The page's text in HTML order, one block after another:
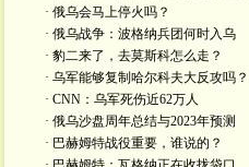
· 俄乌会马上停火吗？
· 俄乌战争：波格纳兵团何时入乌
· 豹二来了，去莫斯科怎么走？
· 乌军能够复制哈尔科夫大反攻吗？
· CNN：乌军死伤近62万人
· 俄乌沙盘周年总结与2023年预测
· 巴赫姆特战役重要，谁说的？